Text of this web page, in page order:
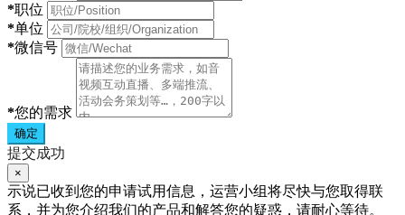
*职位
*单位
*微信号
*您的需求
确定
提交成功
×
示说已收到您的申请试用信息，运营小组将尽快与您取得联
系，并为您介绍我们的产品和解答您的疑惑，请耐心等待。